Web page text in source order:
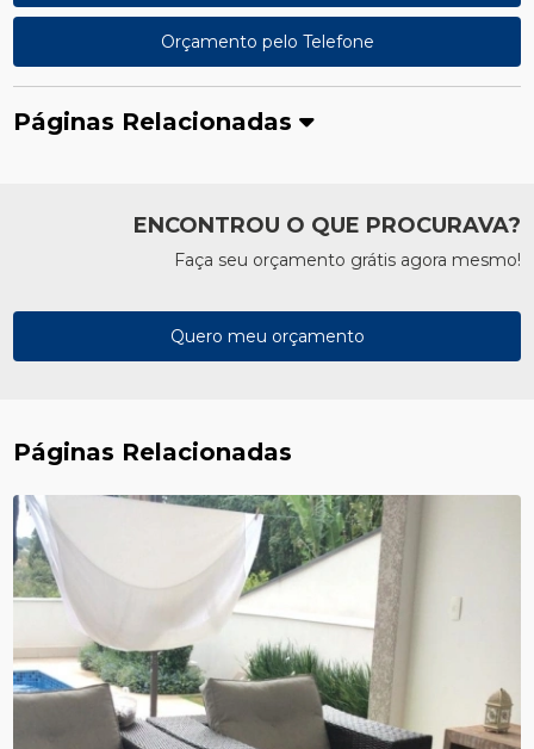
Orçamento pelo Telefone
Páginas Relacionadas
ENCONTROU O QUE PROCURAVA?
Faça seu orçamento grátis agora mesmo!
Quero meu orçamento
Páginas Relacionadas